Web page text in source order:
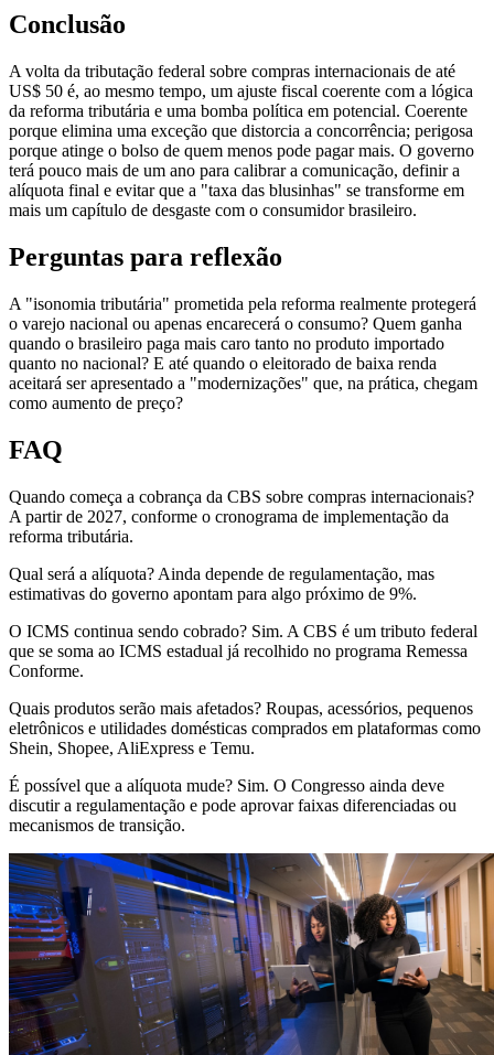
Conclusão
A volta da tributação federal sobre compras internacionais de até
US$ 50 é, ao mesmo tempo, um ajuste fiscal coerente com a lógica
da reforma tributária e uma bomba política em potencial. Coerente
porque elimina uma exceção que distorcia a concorrência; perigosa
porque atinge o bolso de quem menos pode pagar mais. O governo
terá pouco mais de um ano para calibrar a comunicação, definir a
alíquota final e evitar que a "taxa das blusinhas" se transforme em
mais um capítulo de desgaste com o consumidor brasileiro.
Perguntas para reflexão
A "isonomia tributária" prometida pela reforma realmente protegerá
o varejo nacional ou apenas encarecerá o consumo? Quem ganha
quando o brasileiro paga mais caro tanto no produto importado
quanto no nacional? E até quando o eleitorado de baixa renda
aceitará ser apresentado a "modernizações" que, na prática, chegam
como aumento de preço?
FAQ
Quando começa a cobrança da CBS sobre compras internacionais?
A partir de 2027, conforme o cronograma de implementação da
reforma tributária.
Qual será a alíquota? Ainda depende de regulamentação, mas
estimativas do governo apontam para algo próximo de 9%.
O ICMS continua sendo cobrado? Sim. A CBS é um tributo federal
que se soma ao ICMS estadual já recolhido no programa Remessa
Conforme.
Quais produtos serão mais afetados? Roupas, acessórios, pequenos
eletrônicos e utilidades domésticas comprados em plataformas como
Shein, Shopee, AliExpress e Temu.
É possível que a alíquota mude? Sim. O Congresso ainda deve
discutir a regulamentação e pode aprovar faixas diferenciadas ou
mecanismos de transição.